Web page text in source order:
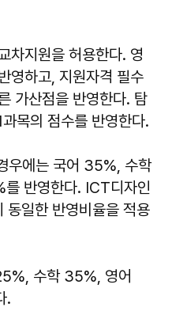
차지원을 허용한다. 영
영하고, 지원자격 필수
가산점을 반영한다. 탐
목의 점수를 반영한다.
우에는 국어 35%, 수학
반영한다. ICT디자인
동일한 반영비율을 적용
수학 35%, 영어
.